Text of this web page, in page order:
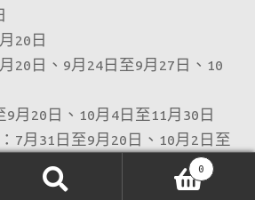
20日
20日、9月24日至9月27日、10
月20日、10月4日至11月30日
7月31日至9月20日、10月2日至
至9月27日、10月9日至12月20
0